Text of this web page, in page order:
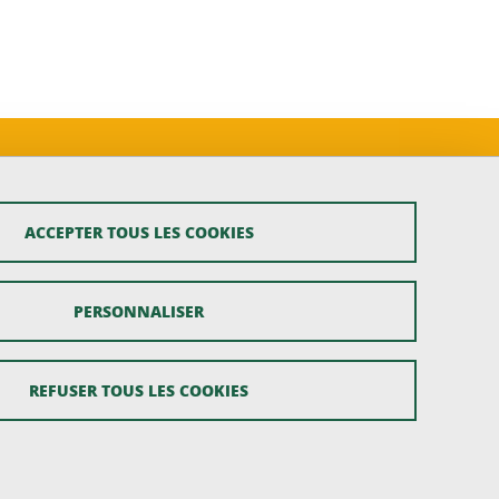
ACCEPTER TOUS LES COOKIES
REFUSER TOUS LES COOKIES
PERSONNALISER